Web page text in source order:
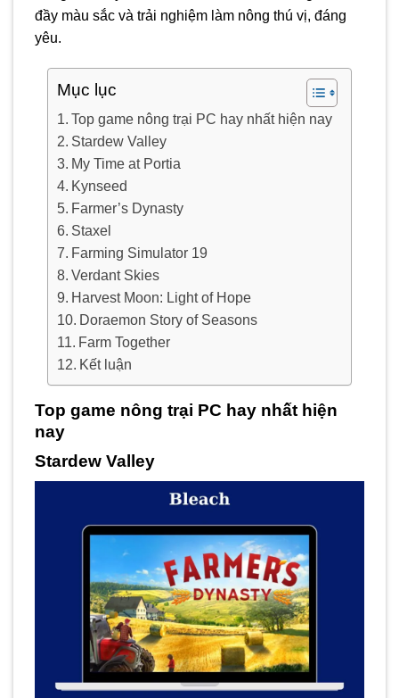
đầy màu sắc và trải nghiệm làm nông thú vị, đáng
yêu.
Mục lục
Top game nông trại PC hay nhất hiện nay
Stardew Valley
My Time at Portia
Kynseed
Farmer’s Dynasty
Staxel
Farming Simulator 19
Verdant Skies
Harvest Moon: Light of Hope
Doraemon Story of Seasons
Farm Together
Kết luận
Top game nông trại PC hay nhất hiện
nay
Stardew Valley